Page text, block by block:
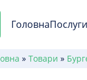
ГоловнаПослуги
» Товари »